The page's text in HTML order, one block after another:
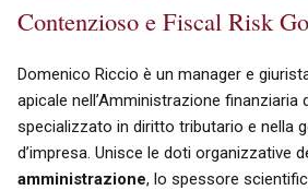
Contenzioso e Fiscal Risk
Domenico Riccio è un manager e
apicale nell’Amministrazione finanziaria
specializzato in diritto tributario e nella
d’impresa. Unisce le doti organizzative
amministrazione, lo spessore